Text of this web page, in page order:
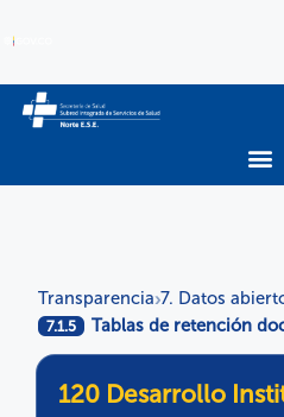
Transparencia›7. Datos
7.1.5 Tablas de retención
120 Desarrollo